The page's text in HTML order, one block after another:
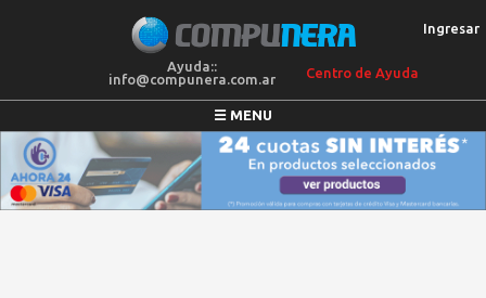
Ayuda::
info@compunera.com.ar
Centro de Ayuda
Ingresar
☰ MENU
COLCHONES
SILLONES